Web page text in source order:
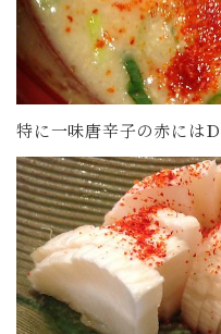
特に一味唐辛子の赤には